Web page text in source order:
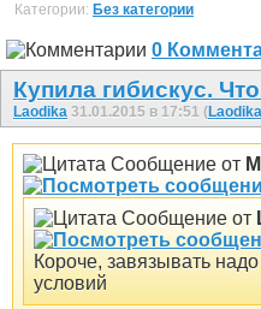
Категории: Без категории
0
Купила гибискус.
Laodika 31.01.2015 в 17:51 (Laodika
Сообщение от
Сообщение от
Короче, завязывать
условий